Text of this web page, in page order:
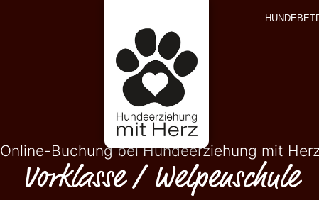
Online-Buchung bei Hundeerziehung mit
Vorklasse / Welpenschule